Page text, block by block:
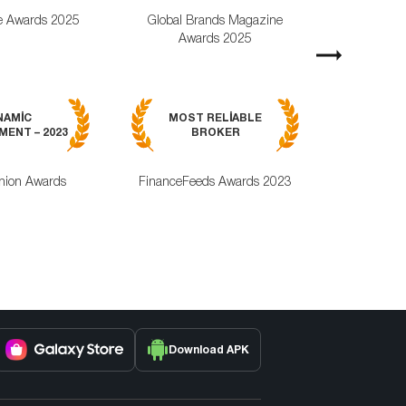
Awards 2025
Global Brands Magazine
Awards 2025
– 2023
Awards
MOST RELIABLE
BROKER
FinanceFeeds Awards 2023
Next
Download APK